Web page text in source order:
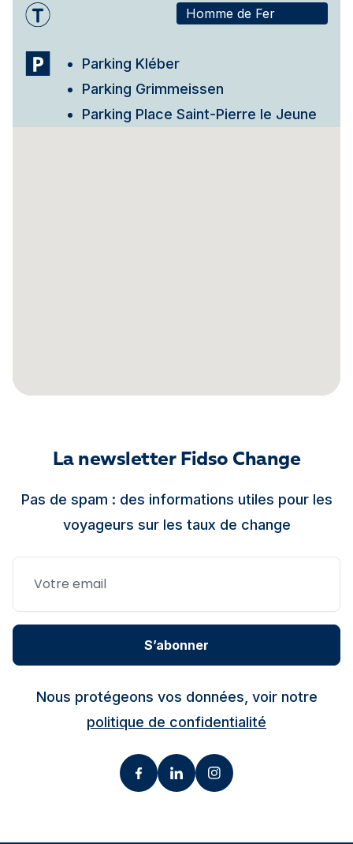
Homme de Fer
Parking Kléber
Parking Grimmeissen
Parking Place Saint-Pierre le Jeune
La newsletter Fidso Change
Pas de spam : des informations utiles pour les
voyageurs sur les taux de change
S’abonner
Nous protégeons vos données, voir notre
politique de confidentialité